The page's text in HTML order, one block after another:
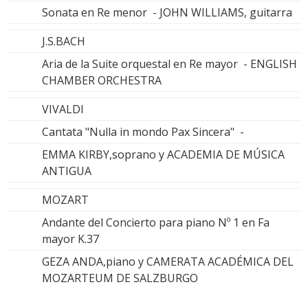
Sonata en Re menor - JOHN WILLIAMS, guitarra
J.S.BACH
Aria de la Suite orquestal en Re mayor - ENGLISH
CHAMBER ORCHESTRA
VIVALDI
Cantata "Nulla in mondo Pax Sincera" -
EMMA KIRBY,soprano y ACADEMIA DE MÚSICA
ANTIGUA
MOZART
Andante del Concierto para piano Nº 1 en Fa
mayor K.37
GEZA ANDA,piano y CAMERATA ACADÉMICA DEL
MOZARTEUM DE SALZBURGO